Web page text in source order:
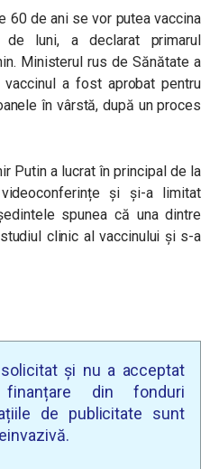
60 de ani se vor putea vaccina
de luni, a declarat primarul
Ministerul rus de Sănătate a
a fost aprobat pentru
în vârstă, după un proces
Putin a lucrat în principal de la
și și-a limitat
spunea că una dintre
clinic al vaccinului și s-a
și nu a acceptat
din fonduri
de publicitate sunt